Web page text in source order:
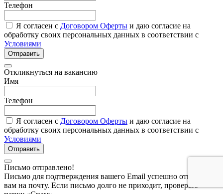
Телефон
Я согласен с Договором Оферты и даю согласие на
обработку своих персональных данных в соответствии с
Условиями
Отправить
Откликнуться на вакансию
Имя
Телефон
Я согласен с Договором Оферты и даю согласие на
обработку своих персональных данных в соответствии с
Условиями
Отправить
Письмо отправлено!
Письмо для подтверждения вашего Email успешно отправлено
вам на почту. Если письмо долго не приходит, проверьте